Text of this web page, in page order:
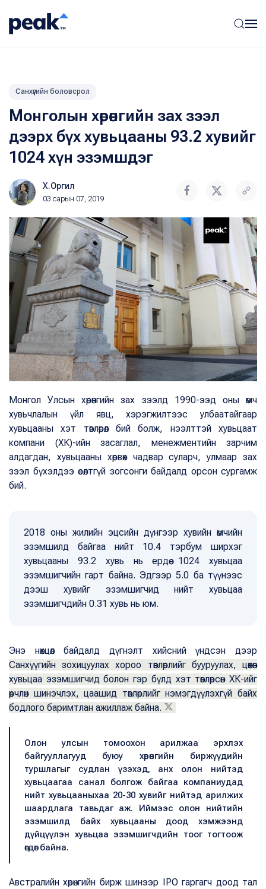
Санхүүгийн боловсрол
Монголын хөрөнгийн зах зээл
дээрх бүх хувьцааны 93.2 хувийг
1024 хүн эзэмшдэг
Х.Оргил
03 сарын 07, 2019
Монгол Улсын хөрөнгийн зах зээлд 1990-ээд оны өмч
хувьчлалын үйл явц, хэрэгжилтээс улбаатайгаар
хувьцааны хэт төвлөрөл бий болж, нээлттэй хувьцаат
компани (ХК)-ийн засаглал, менежментийн зарчим
алдагдан, хувьцааны хөрвөх чадвар суларч, улмаар зах
зээл бүхэлдээ өсөлтгүй зогсонги байдалд орсон сургамж
бий.
2018 оны жилийн эцсийн дүнгээр хувийн өмчийн
эзэмшилд байгаа нийт 10.4 тэрбум ширхэг
хувьцааны 93.2 хувь нь ердөө 1024 хувьцаа
эзэмшигчийн гарт байна. Эдгээр 5.0 ба түүнээс
дээш хувийг эзэмшигчид нийт хувьцаа
эзэмшигчдийн 0.31 хувь нь юм.
Энэ нөхцөл байдалд дүгнэлт хийсний үндсэн дээр
Санхүүгийн зохицуулах хороо төвлөрлийг бууруулах, цөөхөн
хувьцаа эзэмшигчид болон гэр бүлд хэт төвлөрсөн ХК-ийг
өөрчлөн шинэчлэх, цаашид төвлөрлийг нэмэгдүүлэхгүй байх
бодлого баримтлан ажиллаж байна.
Олон улсын томоохон арилжаа эрхлэх
байгууллагууд буюу хөрөнгийн биржүүдийн
туршлагыг судлан үзэхэд, анх олон нийтэд
хувьцаагаа санал болгож байгаа компаниудад
нийт хувьцааныхаа 20-30 хувийг нийтэд арилжих
шаардлага тавьдаг аж. Иймээс олон нийтийн
эзэмшилд байх хувьцааны доод хэмжээнд
дүйцүүлэн хувьцаа эзэмшигчдийн тоог тогтоож
өгдөг байна.
Австралийн хөрөнгийн бирж шинээр IPO гаргагч доод тал